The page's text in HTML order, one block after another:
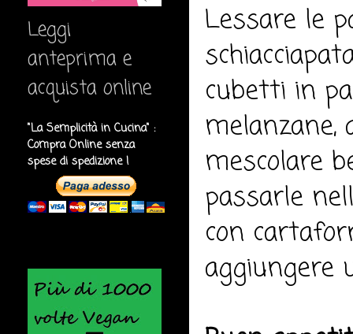
Lessare le
cubetti in
melanzane,
mescolare
passarle
con
aggiungere
Leggi
anteprima e
acquista online
"La Semplicità in Cucina" :
Compra Online senza
spese di spedizione !